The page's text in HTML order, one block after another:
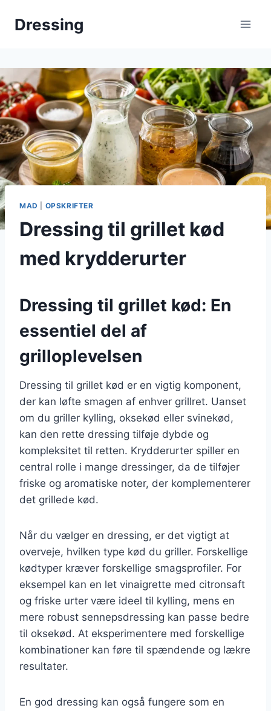
Dressing
MAD OPSKRIFTER
Dressing til grillet kød
med krydderurter
Dressing til grillet kød: En
essentiel del af
grilloplevelsen
Dressing til grillet kød er en vigtig komponent,
der kan løfte smagen af enhver grillret. Uanset
om du griller kylling, oksekød eller svinekød,
kan den rette dressing tilføje dybde og
kompleksitet til retten. Krydderurter spiller en
central rolle i mange dressinger, da de tilføjer
friske og aromatiske noter, der komplementerer
det grillede kød.
Når du vælger en dressing, er det vigtigt at
overveje, hvilken type kød du griller. Forskellige
kødtyper kræver forskellige smagsprofiler. For
eksempel kan en let vinaigrette med citronsaft
og friske urter være ideel til kylling, mens en
mere robust sennepsdressing kan passe bedre
til oksekød. At eksperimentere med forskellige
kombinationer kan føre til spændende og lækre
resultater.
En god dressing kan også fungere som en